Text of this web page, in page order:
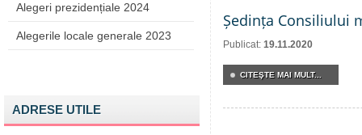
Alegeri prezidențiale 2024
Alegerile locale generale 2023
ADRESE UTILE
Ședința Consiliului
Publicat: 19.11.2020
CITEŞTE MAI MULT...